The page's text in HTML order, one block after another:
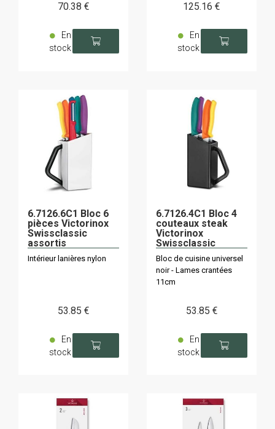
70.38 €
En
stock
125.16 €
En
stock
6.7126.6C1 Bloc 6
pièces Victorinox
Swissclassic
assortis
Intérieur lanières nylon
53.85 €
En
stock
6.7126.4C1 Bloc 4
couteaux steak
Victorinox
Swissclassic
assortis
Bloc de cuisine universel
noir - Lames crantées
11cm
53.85 €
En
stock